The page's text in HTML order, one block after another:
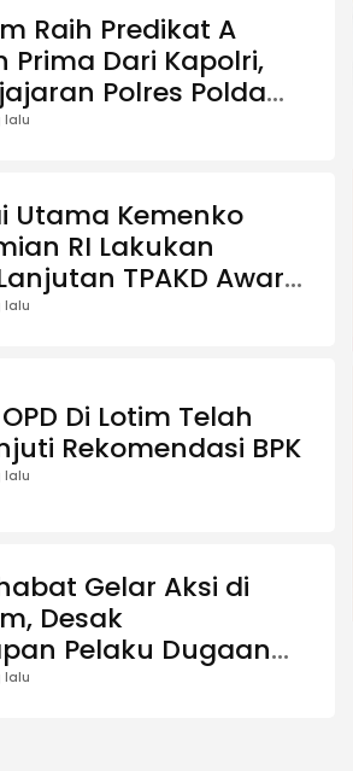
Raih Predikat A
Prima Dari Kapolri,
Polres Polda
lalu
Utama Kemenko
RI Lakukan
TPAKD Award
lalu
Di Lotim Telah
Rekomendasi BPK
lalu
Gelar Aksi di
Desak
Pelaku Dugaan
Bupati
lalu